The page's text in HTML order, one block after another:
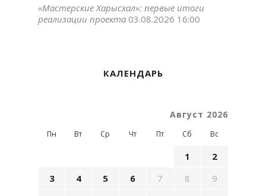
«Мастерские Харысхал»: первые итоги
реализации проекта 03.08.2026 16:00
КАЛЕНДАРЬ
Август 2026
Пн Вт Ср Чт Пт Сб Вс
1
2
3
4 5 6 7 8
9